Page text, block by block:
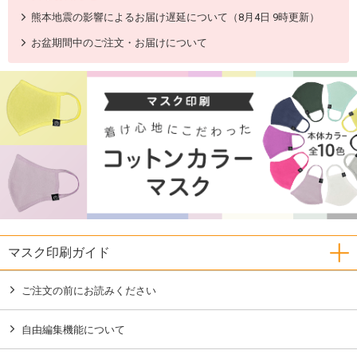
熊本地震の影響によるお届け遅延について（8月4日 9時更新）
お盆期間中のご注文・お届けについて
マスク印刷ガイド
ご注文の前にお読みください
自由編集機能について